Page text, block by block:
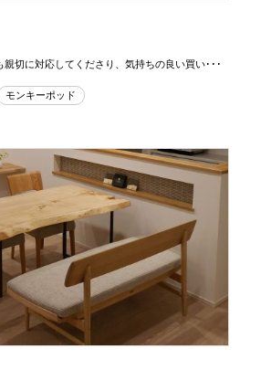
切に対応してくださり、気持ちの良い買い･･･
モンキーポッド